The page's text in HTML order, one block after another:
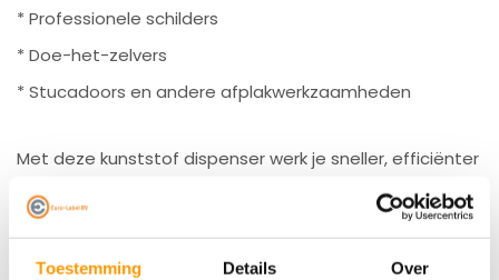
Toestemming Details Over
* Professionele schilders
* Doe-het-zelvers
* Stucadoors en andere afplakwerkzaamheden
Met deze kunststof dispenser werk je sneller, efficiënter
en nauwkeuriger, of je nu een professional bent of een
producten – voor een strak en professioneel